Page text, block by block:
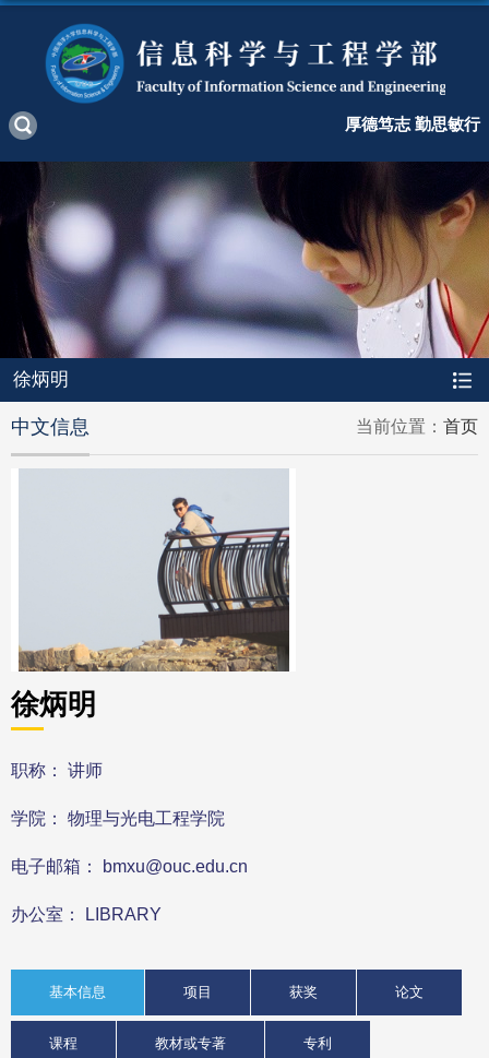
厚德笃志 勤思敏行
徐炳明
当前位置： 首页
中文信息
徐炳明
职称： 讲师
学院： 物理与光电工程学院
电子邮箱： bmxu@ouc.edu.cn
办公室： LIBRARY
基本信息 项目 获奖 论文
课程 教材或专著 专利